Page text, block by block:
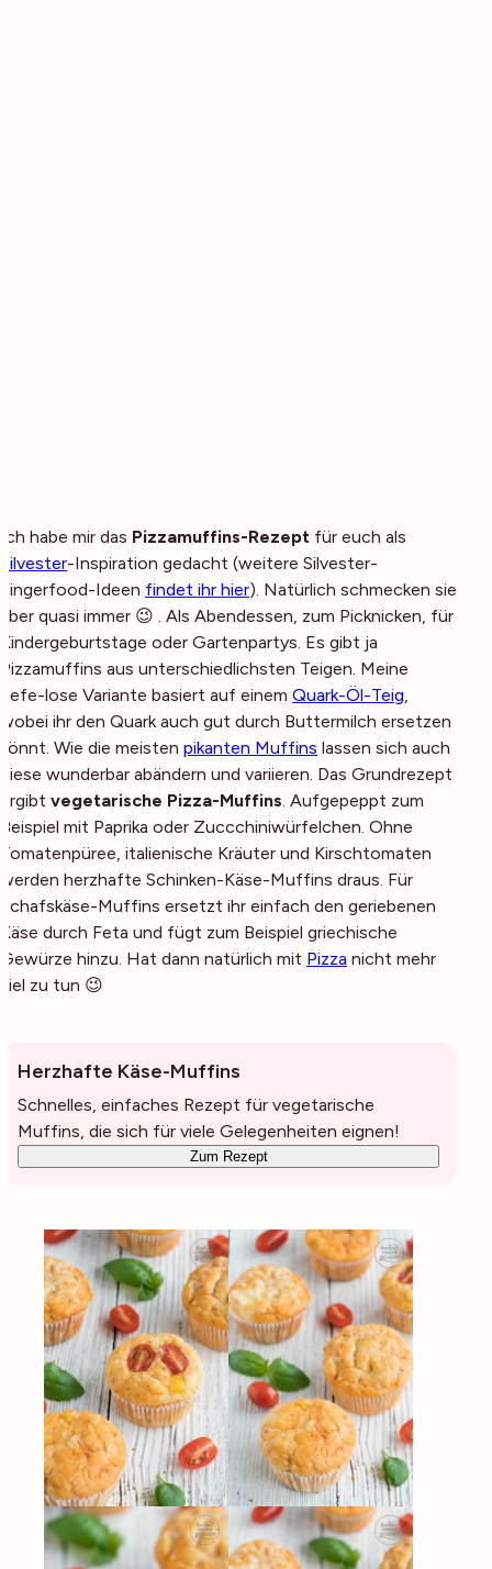
Ich habe mir das Pizzamuffins-Rezept für euch als
Silvester-Inspiration gedacht (weitere Silvester-
Fingerfood-Ideen findet ihr hier). Natürlich schmecken sie
aber quasi immer 😉 . Als Abendessen, zum Picknicken, für
Kindergeburtstage oder Gartenpartys. Es gibt ja
Pizzamuffins aus unterschiedlichsten Teigen. Meine
hefe-lose Variante basiert auf einem Quark-Öl-Teig,
wobei ihr den Quark auch gut durch Buttermilch ersetzen
könnt. Wie die meisten pikanten Muffins lassen sich auch
diese wunderbar abändern und variieren. Das Grundrezept
ergibt vegetarische Pizza-Muffins. Aufgepeppt zum
Beispiel mit Paprika oder Zuccchiniwürfelchen. Ohne
Tomatenpüree, italienische Kräuter und Kirschtomaten
werden herzhafte Schinken-Käse-Muffins draus. Für
Schafskäse-Muffins ersetzt ihr einfach den geriebenen
Käse durch Feta und fügt zum Beispiel griechische
Gewürze hinzu. Hat dann natürlich mit Pizza nicht mehr
viel zu tun 😉
Herzhafte Käse-Muffins
Schnelles, einfaches Rezept für vegetarische
Muffins, die sich für viele Gelegenheiten eignen!
Zum Rezept